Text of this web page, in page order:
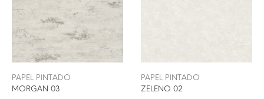
PAPEL PINTADO
MORGAN 03
PAPEL PINTADO
ZELENO 02